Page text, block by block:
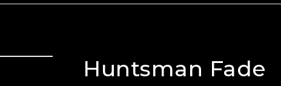
Huntsman Fade